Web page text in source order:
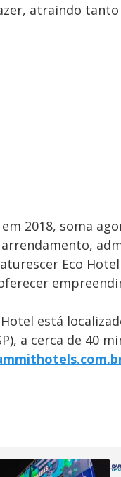
atraindo
2018, soma
Eco
está
a cerca de 40